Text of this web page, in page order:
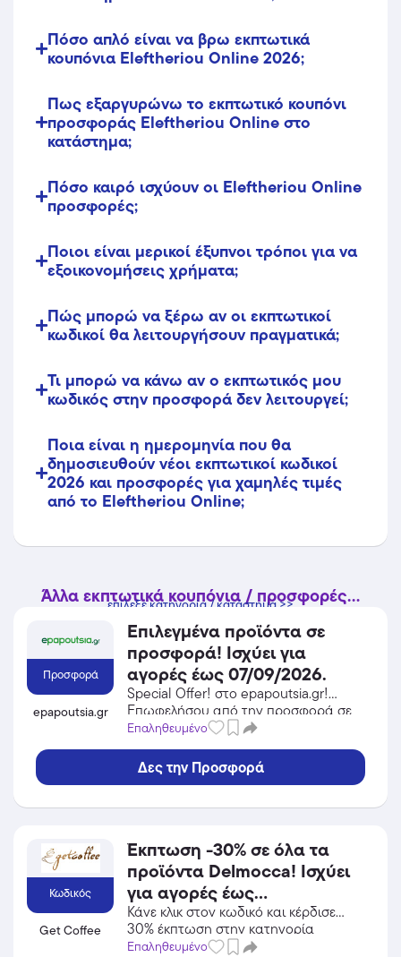
Πόσο απλό είναι να βρω εκπτωτικά
κουπόνια Eleftheriou Online 2026;
Πως εξαργυρώνω το εκπτωτικό κουπόνι
προσφοράς Eleftheriou Online στο
κατάστημα;
Πόσο καιρό ισχύουν οι Eleftheriou Online
προσφορές;
Ποιοι είναι μερικοί έξυπνοι τρόποι για να
εξοικονομήσεις χρήματα;
Πώς μπορώ να ξέρω αν οι εκπτωτικοί
κωδικοί θα λειτουργήσουν πραγματικά;
Τι μπορώ να κάνω αν ο εκπτωτικός μου
κωδικός στην προσφορά δεν λειτουργεί;
Ποια είναι η ημερομηνία που θα
δημοσιευθούν νέοι εκπτωτικοί κωδικοί
2026 και προσφορές για χαμηλές τιμές
από το Eleftheriou Online;
Άλλα εκπτωτικά κουπόνια / προσφορές...
επίλεξε κατηγορία / κατάστημα >>
Προσφορά
epapoutsia.gr
Επιλεγμένα προϊόντα σε
προσφορά! Ισχύει για
αγορές έως 07/09/2026.
Special Offer! στο epapoutsia.gr!
Επωφελήσου από την προσφορά σε
Αθλητικά Είδη του epapoutsia.gr και
κέρδισε από τις εκπτώσεις!
Επαληθευμένο
Δες την Προσφορά
Κωδικός
Get Coffee
Έκπτωση -30% σε όλα τα
προϊόντα Delmocca! Ισχύει
για αγορές έως
εξαντλήσεως αποθεμάτων.
Κάνε κλικ στον κωδικό και κέρδισε
30% έκπτωση στην κατηγορία
Φαγητό / Ποτό από το Get Coffee!
Επαληθευμένο